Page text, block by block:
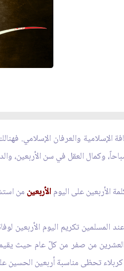
الإسلامية والعرفان الإسلامي.
وكمال العقل في سن الأربعين،
الأربعين على اليومالأربعينمن
عند المسلمين تكريم اليوم
من صفر من كلّ عام حيث
تحظى مناسبة أربعين الحسين